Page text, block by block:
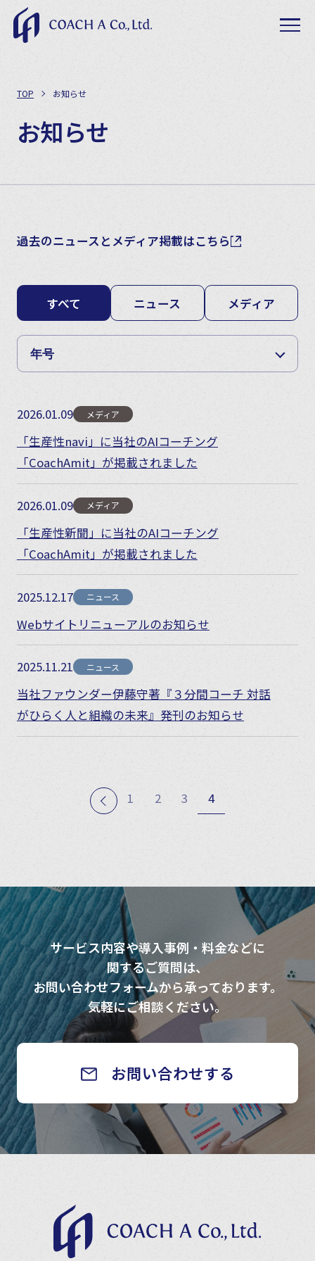
TOP お知らせ
お知らせ
過去のニュースとメディア掲載はこちら
すべて ニュース メディア
2026.01.09 メディア
「生産性navi」に当社のAIコーチング
「CoachAmit」が掲載されました
2026.01.09 メディア
「生産性新聞」に当社のAIコーチング
「CoachAmit」が掲載されました
2025.12.17 ニュース
Webサイトリニューアルのお知らせ
2025.11.21 ニュース
当社ファウンダー伊藤守著『３分間コーチ 対話
がひらく人と組織の未来』発刊のお知らせ
1 2 3 4
サービス内容や導入事例・料金などに
関するご質問は、
お問い合わせフォームから承っております。
気軽にご相談ください。
お問い合わせする